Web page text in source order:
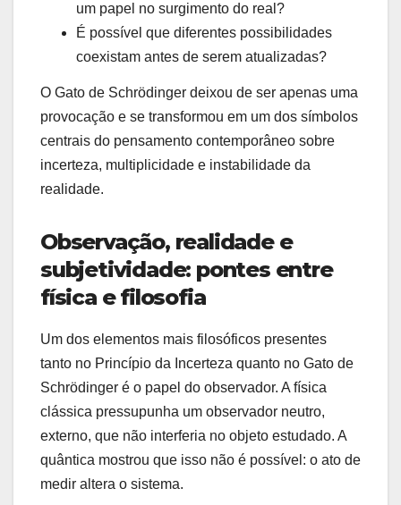
um papel no surgimento do real?
É possível que diferentes possibilidades
coexistam antes de serem atualizadas?
O Gato de Schrödinger deixou de ser apenas uma
provocação e se transformou em um dos símbolos
centrais do pensamento contemporâneo sobre
incerteza, multiplicidade e instabilidade da
realidade.
Observação, realidade e
subjetividade: pontes entre
física e filosofia
Um dos elementos mais filosóficos presentes
tanto no Princípio da Incerteza quanto no Gato de
Schrödinger é o papel do observador. A física
clássica pressupunha um observador neutro,
externo, que não interferia no objeto estudado. A
quântica mostrou que isso não é possível: o ato de
medir altera o sistema.